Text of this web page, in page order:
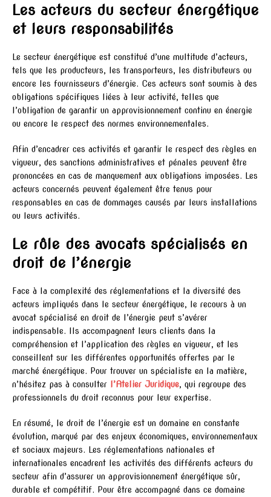
Les acteurs du secteur énergétique
et leurs responsabilités
Le secteur énergétique est constitué d’une multitude d’acteurs,
tels que les producteurs, les transporteurs, les distributeurs ou
encore les fournisseurs d’énergie. Ces acteurs sont soumis à des
obligations spécifiques liées à leur activité, telles que
l’obligation de garantir un approvisionnement continu en énergie
ou encore le respect des normes environnementales.
Afin d’encadrer ces activités et garantir le respect des règles en
vigueur, des sanctions administratives et pénales peuvent être
prononcées en cas de manquement aux obligations imposées. Les
acteurs concernés peuvent également être tenus pour
responsables en cas de dommages causés par leurs installations
ou leurs activités.
Le rôle des avocats spécialisés en
droit de l’énergie
Face à la complexité des réglementations et la diversité des
acteurs impliqués dans le secteur énergétique, le recours à un
avocat spécialisé en droit de l’énergie peut s’avérer
indispensable. Ils accompagnent leurs clients dans la
compréhension et l’application des règles en vigueur, et les
conseillent sur les différentes opportunités offertes par le
marché énergétique. Pour trouver un spécialiste en la matière,
n’hésitez pas à consulter
l’Atelier Juridique, qui regroupe des
professionnels du droit reconnus pour leur expertise.
En résumé, le droit de l’énergie est un domaine en constante
évolution, marqué par des enjeux économiques, environnementaux
et sociaux majeurs. Les réglementations nationales et
internationales encadrent les activités des différents acteurs du
secteur afin d’assurer un approvisionnement énergétique sûr,
durable et compétitif. Pour être accompagné dans ce domaine